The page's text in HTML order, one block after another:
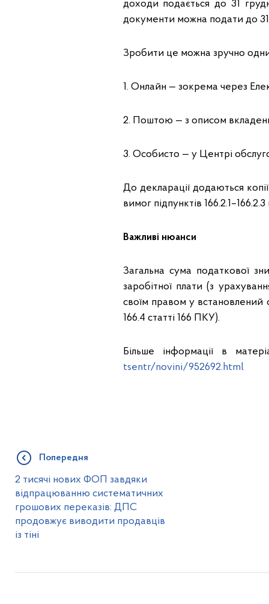
доходи подається до 31
документи можна подати до
Зробити це можна зручно
1. Онлайн — зокрема через
2. Поштою — з описом
3. Особисто — у Центрі
До декларації додаються
вимог підпунктів
Важливі нюанси
Загальна сума податкової
заробітної плати (з
своїм правом у встановлений
166.4 статті 166 ПКУ).
Більше інформації в
tsentr/novini/952692.html
Попередня
2 тисячі нових ФОП завдяки
відпрацюванню систематичних
грошових переказів: ДПС
продовжує виводити продавців
із тіні